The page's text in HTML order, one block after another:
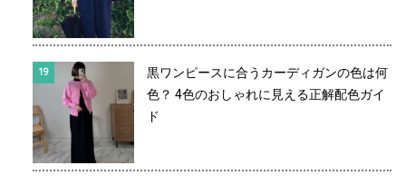
黒ワンピースに合うカーディガンの色は何
色？ 4色のおしゃれに見える正解配色ガイ
ド